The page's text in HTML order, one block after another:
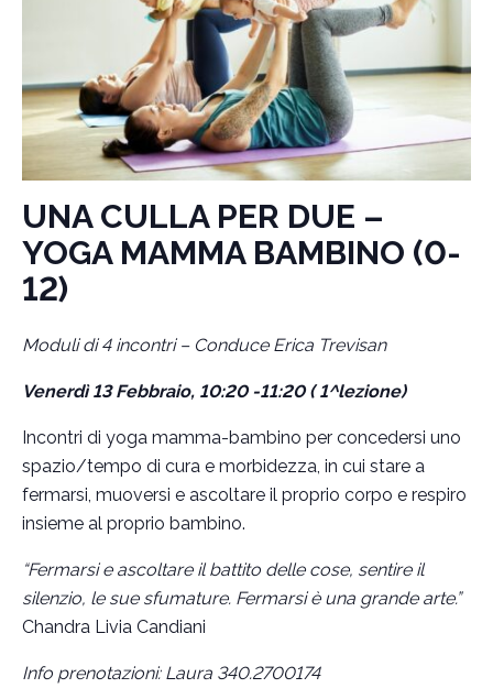
UNA CULLA PER DUE –
YOGA MAMMA BAMBINO (0-
12)
Moduli di 4 incontri – Conduce Erica Trevisan
Venerdì 13 Febbraio, 10:20 -11:20 ( 1^lezione)
Incontri di yoga mamma-bambino per concedersi uno
spazio/tempo di cura e morbidezza, in cui stare a
fermarsi, muoversi e ascoltare il proprio corpo e respiro
insieme al proprio bambino.
“Fermarsi e ascoltare il battito delle cose, sentire il
silenzio, le sue sfumature. Fermarsi è una grande arte.”
Chandra Livia Candiani
Info prenotazioni: Laura 340.2700174